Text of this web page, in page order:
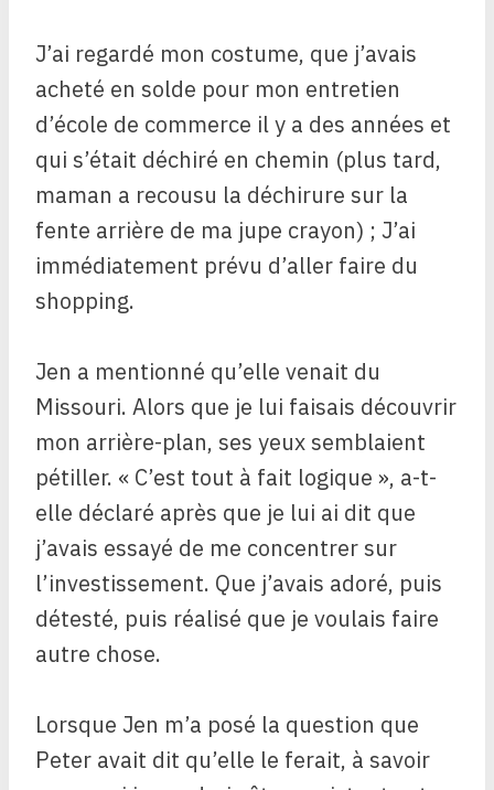
J’ai regardé mon costume, que j’avais
acheté en solde pour mon entretien
d’école de commerce il y a des années et
qui s’était déchiré en chemin (plus tard,
maman a recousu la déchirure sur la
fente arrière de ma jupe crayon) ; J’ai
immédiatement prévu d’aller faire du
shopping.
Jen a mentionné qu’elle venait du
Missouri. Alors que je lui faisais découvrir
mon arrière-plan, ses yeux semblaient
pétiller. « C’est tout à fait logique », a-t-
elle déclaré après que je lui ai dit que
j’avais essayé de me concentrer sur
l’investissement. Que j’avais adoré, puis
détesté, puis réalisé que je voulais faire
autre chose.
Lorsque Jen m’a posé la question que
Peter avait dit qu’elle le ferait, à savoir